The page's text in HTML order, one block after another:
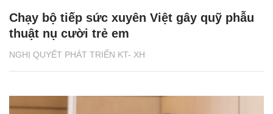
NGHỊ QUYẾT PHÁT TRIỂN KT- XH
Chạy bộ tiếp sức xuyên Việt gây quỹ phẫu
thuật nụ cười trẻ em